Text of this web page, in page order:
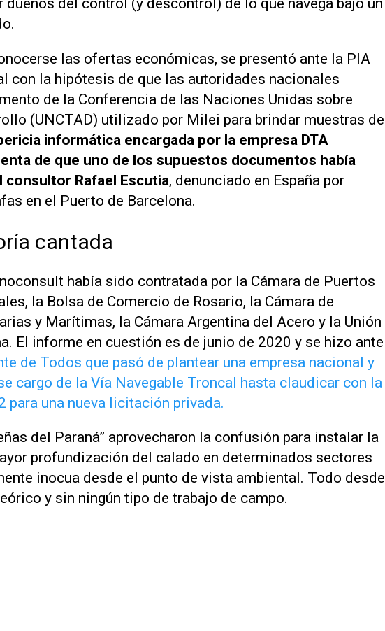
dueños del control (y descontrol) de lo que navega bajo un
las ofertas económicas, se presentó ante la PIA
con la hipótesis de que las autoridades nacionales
de la Conferencia de las Naciones Unidas sobre
(UNCTAD) utilizado por Milei para brindar muestras de
informática encargada por la empresa DTA
de que uno de los supuestos documentos había
consultor Rafael Escutia, denunciado en España por
en el Puerto de Barcelona.
cantada
había sido contratada por la Cámara de Puertos
la Bolsa de Comercio de Rosario, la Cámara de
y Marítimas, la Cámara Argentina del Acero y la Unión
El informe en cuestión es de junio de 2020 y se hizo ante
de Todos que pasó de plantear una empresa nacional y
cargo de la Vía Navegable Troncal hasta claudicar con la
para una nueva licitación privada.
del Paraná” aprovecharon la confusión para instalar la
profundización del calado en determinados sectores
inocua desde el punto de vista ambiental. Todo desde
y sin ningún tipo de trabajo de campo.